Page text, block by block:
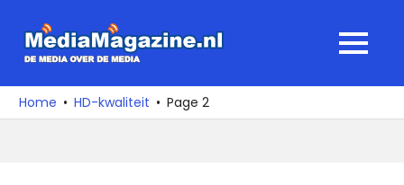
naar
media
over
MENU
Home HD-kwaliteit Page 2